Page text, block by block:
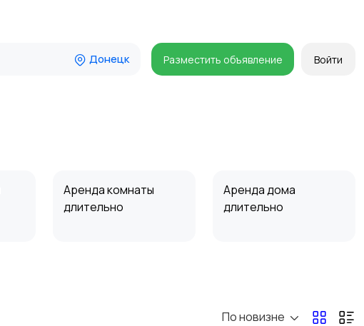
Донецк Разместить объявление Войти
Аренда комнаты
длительно
Аренда дома
длительно
По новизне